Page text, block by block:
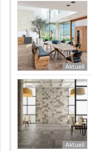
Aktuell
Aktuell